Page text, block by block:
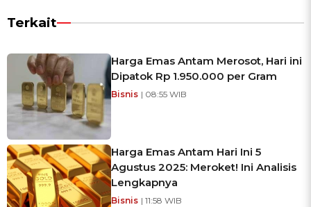
Terkait
Harga Emas Antam Merosot, Hari ini
Dipatok Rp 1.950.000 per Gram
Bisnis | 08:55 WIB
Harga Emas Antam Hari Ini 5
Agustus 2025: Meroket! Ini Analisis
Lengkapnya
Bisnis | 11:58 WIB